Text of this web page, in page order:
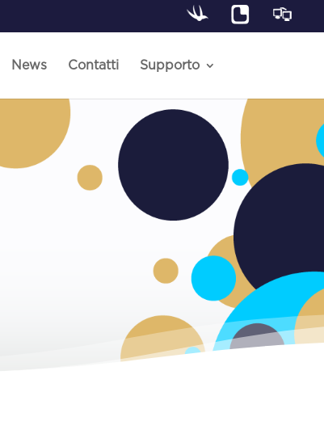
News Contatti Supporto